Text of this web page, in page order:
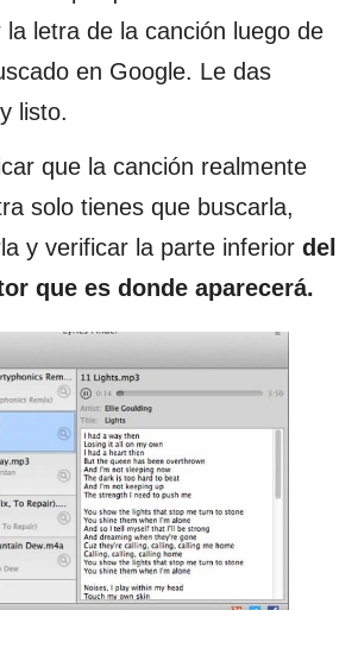
la letra de la canción luego de
en Google. Le das
listo.
que la canción realmente
solo tienes que buscarla,
y verificar la parte inferior del
que es donde aparecerá.